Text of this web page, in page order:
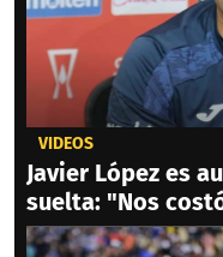
VIDEOS
Javier López es
suelta: "Nos